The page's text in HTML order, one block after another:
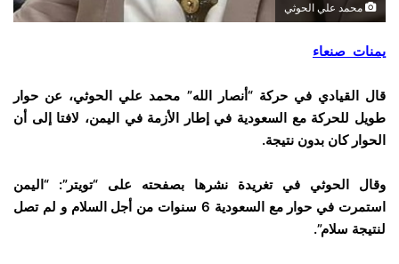
محمد علي الحوثي
يمنات صنعاء
قال القيادي في حركة “أنصار الله” محمد علي الحوثي، عن حوار
طويل للحركة مع السعودية في إطار الأزمة في اليمن، لافتا إلى أن
الحوار كان بدون نتيجة.
وقال الحوثي في تغريدة نشرها بصفحته على “تويتر”: “اليمن
استمرت في حوار مع السعودية 6 سنوات من أجل السلام و لم تصل
لنتيجة سلام”.